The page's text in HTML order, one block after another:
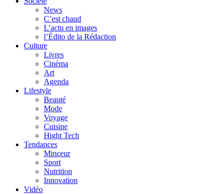
News
C’est chaud
L’actu en images
l’Édito de la Rédaction
Culture
Livres
Cinéma
Art
Agenda
Lifestyle
Beauté
Mode
Voyage
Cuisine
Hight Tech
Tendances
Minceur
Sport
Nutrition
Innovation
Vidéo